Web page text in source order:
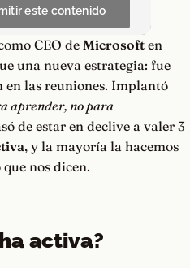
este contenido
CEO de Microsoft en
una nueva estrategia: fue
en las reuniones. Implantó
aprender, no para
de estar en declive a valer 3
, y la mayoría la hacemos
que nos dicen.
activa?